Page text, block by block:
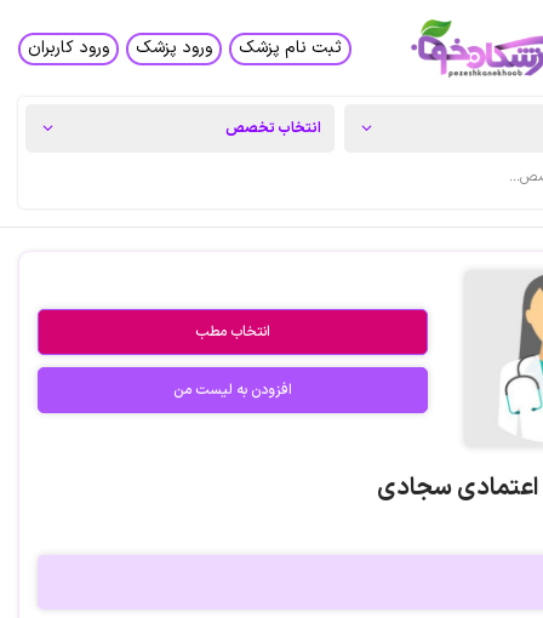
ثبت نام پزشک ورود پزشک ورود کاربران
انتخاب مطب
افزودن به لیست من
اعتمادی سجادی